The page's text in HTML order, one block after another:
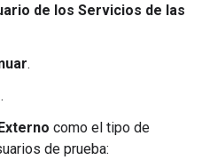
de los Servicios de las
.
.
como el tipo de
de prueba: